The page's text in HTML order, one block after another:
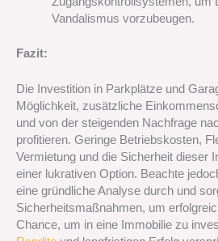
Vandalismus vorzubeugen.
Fazit:
Die Investition in Parkplätze und
Möglichkeit, zusätzliche
und von der steigenden Nachfrage
profitieren. Geringe Betriebskosten,
Vermietung und die Sicherheit dieser
einer lukrativen Option. Beachte
eine gründliche Analyse durch und
Sicherheitsmaßnahmen, um
Chance, um in eine Immobilie zu